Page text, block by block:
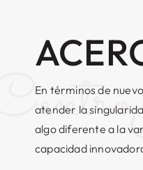
En términos de
atender la
algo diferente a la
capacidad